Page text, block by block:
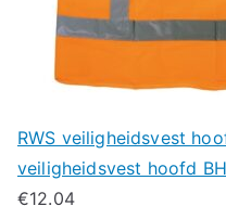
RWS veiligheidsvest
veiligheidsvest hoofd
€12.04